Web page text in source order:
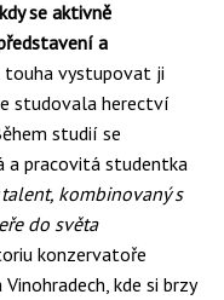
se aktivně
a
touha vystupovat ji
studovala herectví
studií se
a pracovitá studentka
kombinovaný s
do světa
konzervatoře
kde si brzy